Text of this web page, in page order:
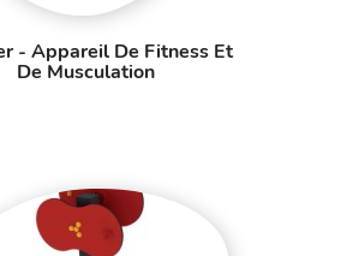
- Appareil De Fitness Et
De Musculation